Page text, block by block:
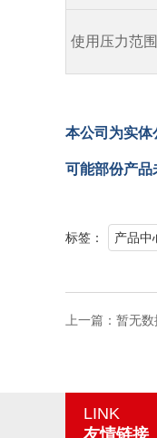
使用压力范
本公司为实体
可能部份产品
标签： 产品中
上一篇： 暂无数
LINK
友情链接